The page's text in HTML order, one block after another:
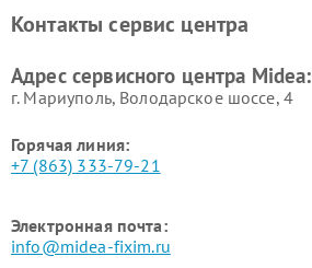
пылесосов Midea
Midea
Контакты сервис центра
Адрес сервисного центра Midea:
г. Мариуполь, Володарское шоссе, 4
Горячая линия:
+7 (863) 333-79-21
Электронная почта:
info@midea-fixim.ru